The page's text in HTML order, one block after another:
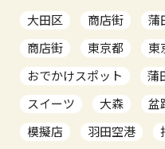
大田区 商店街 蒲
商店街
東京都 東
おでかけスポット
蒲
スイーツ
大森 盆
模擬店
羽田空港